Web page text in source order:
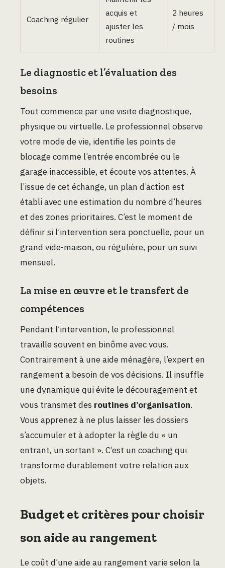
Coaching régulier
acquis et
ajuster les
routines
2 heures
/ mois
Le diagnostic et l’évaluation des
besoins
Tout commence par une visite diagnostique,
physique ou virtuelle. Le professionnel observe
votre mode de vie, identifie les points de
blocage comme l’entrée encombrée ou le
garage inaccessible, et écoute vos attentes. À
l’issue de cet échange, un plan d’action est
établi avec une estimation du nombre d’heures
et des zones prioritaires. C’est le moment de
définir si l’intervention sera ponctuelle, pour un
grand vide-maison, ou régulière, pour un suivi
mensuel.
La mise en œuvre et le transfert de
compétences
Pendant l’intervention, le professionnel
travaille souvent en binôme avec vous.
Contrairement à une aide ménagère, l’expert en
rangement a besoin de vos décisions. Il insuffle
une dynamique qui évite le découragement et
vous transmet des routines d’organisation.
Vous apprenez à ne plus laisser les dossiers
s’accumuler et à adopter la règle du « un
entrant, un sortant ». C’est un coaching qui
transforme durablement votre relation aux
objets.
Budget et critères pour choisir
son aide au rangement
Le coût d’une aide au rangement varie selon la